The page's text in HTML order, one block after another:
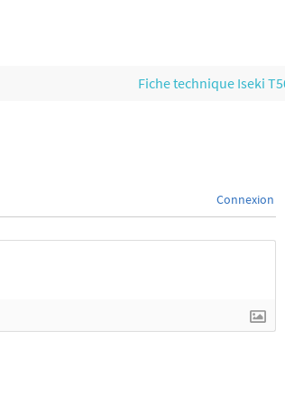
Fiche technique Iseki
Connexion